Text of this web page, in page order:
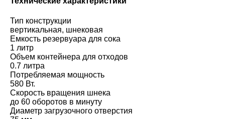
Тип конструкции
вертикальная, шнековая
Емкость резервуара для сока
1 литр
Объем контейнера для отходов
0.7 литра
Потребляемая мощность
580 Вт.
Скорость вращения шнека
до 60 оборотов в минуту
Диаметр загрузочного отверстия